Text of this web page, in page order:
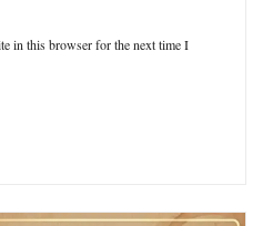
in this browser for the next time I